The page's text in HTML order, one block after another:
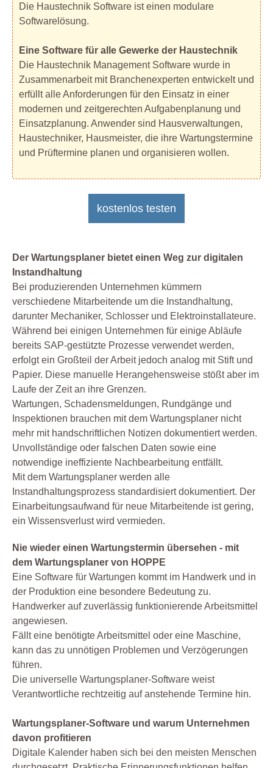
Die Haustechnik Software ist einen modulare
Softwarelösung.
Eine Software für alle Gewerke der Haustechnik
Die Haustechnik Management Software wurde in
Zusammenarbeit mit Branchenexperten entwickelt und
erfüllt alle Anforderungen für den Einsatz in einer
modernen und zeitgerechten Aufgabenplanung und
Einsatzplanung. Anwender sind Hausverwaltungen,
Haustechniker, Hausmeister, die ihre Wartungstermine
und Prüftermine planen und organisieren wollen.
kostenlos testen
Der Wartungsplaner bietet einen Weg zur digitalen
Instandhaltung
Bei produzierenden Unternehmen kümmern
verschiedene Mitarbeitende um die Instandhaltung,
darunter Mechaniker, Schlosser und Elektroinstallateure.
Während bei einigen Unternehmen für einige Abläufe
bereits SAP-gestützte Prozesse verwendet werden,
erfolgt ein Großteil der Arbeit jedoch analog mit Stift und
Papier. Diese manuelle Herangehensweise stößt aber im
Laufe der Zeit an ihre Grenzen.
Wartungen, Schadensmeldungen, Rundgänge und
Inspektionen brauchen mit dem Wartungsplaner nicht
mehr mit handschriftlichen Notizen dokumentiert werden.
Unvollständige oder falschen Daten sowie eine
notwendige ineffiziente Nachbearbeitung entfällt.
Mit dem Wartungsplaner werden alle
Instandhaltungsprozess standardisiert dokumentiert. Der
Einarbeitungsaufwand für neue Mitarbeitende ist gering,
ein Wissensverlust wird vermieden.
Nie wieder einen Wartungstermin übersehen - mit
dem Wartungsplaner von HOPPE
Eine Software für Wartungen kommt im Handwerk und in
der Produktion eine besondere Bedeutung zu.
Handwerker auf zuverlässig funktionierende Arbeitsmittel
angewiesen.
Fällt eine benötigte Arbeitsmittel oder eine Maschine,
kann das zu unnötigen Problemen und Verzögerungen
führen.
Die universelle Wartungsplaner-Software weist
Verantwortliche rechtzeitig auf anstehende Termine hin.
Wartungsplaner-Software und warum Unternehmen
davon profitieren
Digitale Kalender haben sich bei den meisten Menschen